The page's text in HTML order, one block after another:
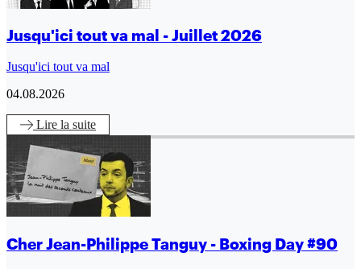
Jusqu'ici tout va mal - Juillet 2026
Jusqu'ici tout va mal
04.08.2026
Lire la suite
Cher Jean-Philippe Tanguy - Boxing Day #90